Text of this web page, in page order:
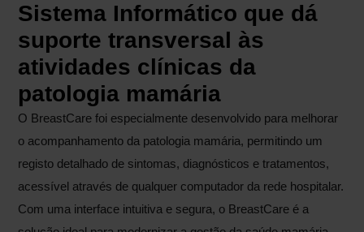
Sistema Informático que dá
suporte transversal às
atividades clínicas da
patologia mamária
O BreastCare foi especialmente desenvolvido para melhorar
o acompanhamento da patologia mamária, permitindo um
registo detalhado de sintomas, diagnósticos e tratamentos,
acessível através de qualquer computador da rede hospitalar.
Com uma interface intuitiva e segura, o BreastCare é a